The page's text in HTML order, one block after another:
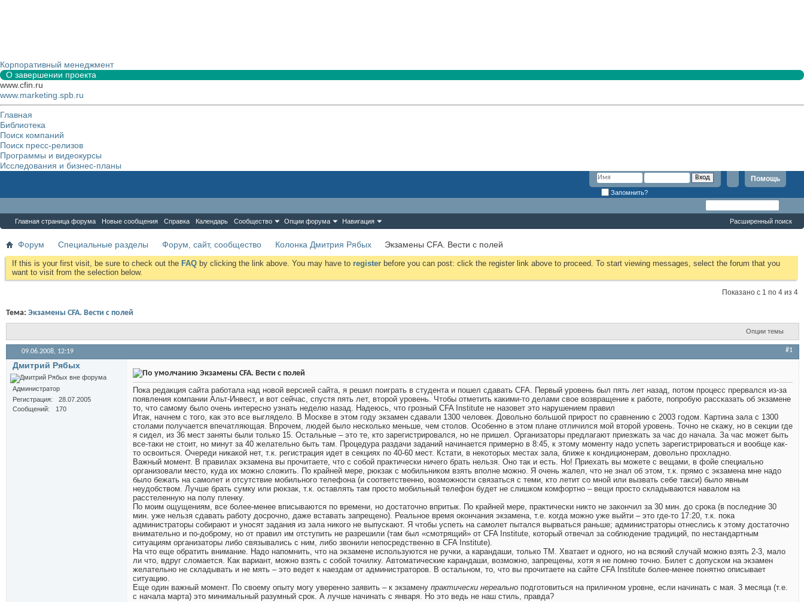
Корпоративный менеджмент
О завершении проекта
www.cfin.ru
www.marketing.spb.ru
Главная
Библиотека
Поиск компаний
Поиск пресс-релизов
Программы и видеокурсы
Исследования и бизнес-планы
Помощь
Запомнить?
Главная страница форума Новые сообщения Справка Календарь Сообщество Опции форума Навигация Расширенный поиск
Форум Специальные разделы Форум, сайт, сообщество Колонка Дмитрия Рябых Экзамены CFA. Вести с полей
If this is your first visit, be sure to check out the FAQ by clicking the link above. You may have to register before you can post: click the register link above to proceed. To start viewing messages, select the forum that you
want to visit from the selection below.
Показано с 1 по 4 из 4
Тема: Экзамены CFA. Вести с полей
Опции темы
09.06.2008, 12:19 #1
Дмитрий Рябых
Администратор
Регистрация
28.07.2005
Сообщений
170
Экзамены CFA. Вести с полей
Пока редакция сайта работала над новой версией сайта, я решил поиграть в студента и пошел сдавать CFA. Первый уровень был пять лет назад, потом процесс прервался из-за
появления компании Альт-Инвест, и вот сейчас, спустя пять лет, второй уровень. Чтобы отметить какими-то делами свое возвращение к работе, попробую рассказать об экзамене
то, что самому было очень интересно узнать неделю назад. Надеюсь, что грозный CFA Institute не назовет это нарушением правил
Итак, начнем с того, как это все выглядело. В Москве в этом году экзамен сдавали 1300 человек. Довольно большой прирост по сравнению с 2003 годом. Картина зала с 1300
столами получается впечатляющая. Впрочем, людей было несколько меньше, чем столов. Особенно в этом плане отличился мой второй уровень. Точно не скажу, но в секции где
я сидел, из 36 мест заняты были только 15. Остальные – это те, кто зарегистрировался, но не пришел. Организаторы предлагают приезжать за час до начала. За час может быть
все-таки не стоит, но минут за 40 желательно быть там. Процедура раздачи заданий начинается примерно в 8:45, к этому моменту надо успеть зарегистрироваться и вообще как-
то освоиться. Очереди никакой нет, т.к. регистрация идет в секциях по 40-60 мест. Кстати, в некоторых местах зала, ближе к кондиционерам, довольно прохладно.
Важный момент. В правилах экзамена вы прочитаете, что с собой практически ничего брать нельзя. Оно так и есть. Но! Приехать вы можете с вещами, в фойе специально
организовали место, куда их можно сложить. По крайней мере, рюкзак с мобильником взять вполне можно. Я очень жалел, что не знал об этом, т.к. прямо с экзамена мне надо
было бежать на самолет и отсутствие мобильного телефона (и соответственно, возможности связаться с теми, кто летит со мной или вызвать себе такси) было явным
неудобством. Лучше брать сумку или рюкзак, т.к. оставлять там просто мобильный телефон будет не слишком комфортно – вещи просто складываются навалом на
расстеленную на полу пленку.
По моим ощущениям, все более-менее вписываются по времени, но достаточно впритык. По крайней мере, практически никто не закончил за 30 мин. до срока (в последние 30
мин. уже нельзя сдавать работу досрочно, даже вставать запрещено). Реальное время окончания экзамена, т.е. когда можно уже выйти – это где-то 17:20, т.к. пока
администраторы собирают и уносят задания из зала никого не выпускают. Я чтобы успеть на самолет пытался вырваться раньше; администраторы отнеслись к этому достаточно
внимательно и по-доброму, но от правил им отступить не разрешили (там был «смотрящий» от CFA Institute, который отвечал за соблюдение традиций, по нестандартным
ситуациям организаторы либо связывались с ним, либо звонили непосредственно в CFA Institute).
На что еще обратить внимание. Надо напомнить, что на экзамене используются не ручки, а карандаши, только ТМ. Хватает и одного, но на всякий случай можно взять 2-3, мало
ли что, вдруг сломается. Как вариант, можно взять с собой точилку. Автоматические карандаши, возможно, запрещены, хотя я не помню точно. Билет с допуском на экзамен
желательно не складывать и не мять – это ведет к наездам от администраторов. В остальном, то, что вы прочитаете на сайте CFA Institute более-менее понятно описывает
ситуацию.
Еще один важный момент. По своему опыту могу уверенно заявить – к экзамену практически нереально подготовиться на приличном уровне, если начинать с мая. 3 месяца (т.е.
с начала марта) это минимальный разумный срок. А лучше начинать с января. Но это ведь не наш стиль, правда?